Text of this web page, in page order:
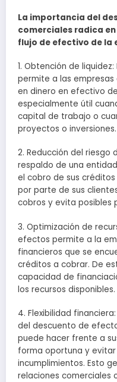
La importancia del
comerciales radica
flujo de efectivo de la
1. Obtención de
permite a las
en dinero en efectivo
especialmente útil
capital de trabajo o
proyectos o inversiones.
2. Reducción del riesgo
respaldo de una
el cobro de sus
por parte de sus
cobros y evita posibles
3. Optimización de
efectos permite a la
financieros que se
créditos a cobrar. De
capacidad de
los recursos disponibles.
4. Flexibilidad
del descuento de
puede hacer frente a
forma oportuna y
incumplimientos. Esto
relaciones comerciales